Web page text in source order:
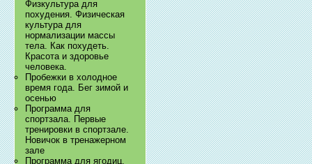
Физкультура для
похудения. Физическая
культура для
нормализации массы
тела. Как похудеть.
Красота и здоровье
человека.
Пробежки в холодное
время года. Бег зимой и
осенью
Программа для
спортзала. Первые
тренировки в спортзале.
Новичок в тренажерном
зале
Программа для ягодиц.